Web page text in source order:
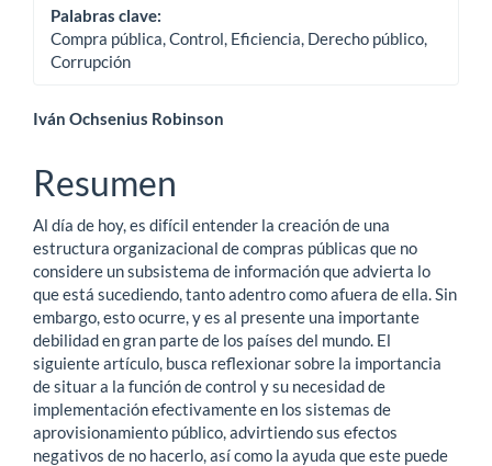
Palabras clave:
Compra pública, Control, Eficiencia, Derecho público,
Corrupción
Contenido
principal
del
artículo
Iván Ochsenius Robinson
Resumen
Al día de hoy, es difícil entender la creación de una
estructura organizacional de compras públicas que no
considere un subsistema de información que advierta lo
que está sucediendo, tanto adentro como afuera de ella. Sin
embargo, esto ocurre, y es al presente una importante
debilidad en gran parte de los países del mundo. El
siguiente artículo, busca reflexionar sobre la importancia
de situar a la función de control y su necesidad de
implementación efectivamente en los sistemas de
aprovisionamiento público, advirtiendo sus efectos
negativos de no hacerlo, así como la ayuda que este puede